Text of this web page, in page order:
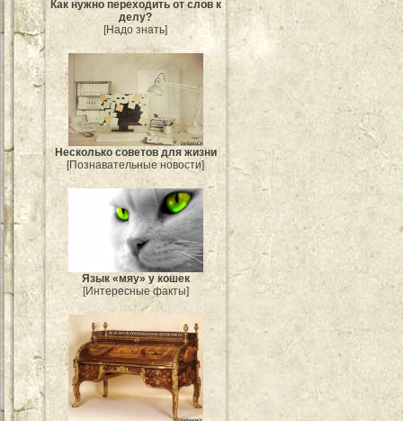
Как нужно переходить от слов к
делу?
[Надо знать]
Несколько советов для жизни
[Познавательные новости]
Язык «мяу» у кошек
[Интересные факты]